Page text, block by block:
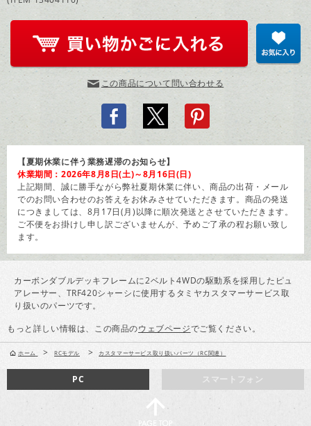
この商品について問い合わせる
【夏期休業に伴う業務遅滞のお知らせ】
休業期間：2026年8月8日(土)～8月16日(日)
上記期間、誠に勝手ながら弊社夏期休業に伴い、商品の出荷・メール
でのお問い合わせのお答えをお休みさせていただきます。商品の発送
につきましては、8月17日(月)以降に順次発送とさせていただきます。
ご不便をお掛けし申し訳ございませんが、予めご了承の程お願い致し
ます。
カーボンダブルデッキフレームに2ベルト4WDの駆動系を採用したピュ
アレーサー、TRF420シャーシに使用するタミヤカスタマーサービス取
り扱いのパーツです。
もっと詳しい情報は、この商品のウェブページでご覧ください。
ホーム > RCモデル > カスタマーサービス取り扱いパーツ（RC関連）
スマートフォン
PC